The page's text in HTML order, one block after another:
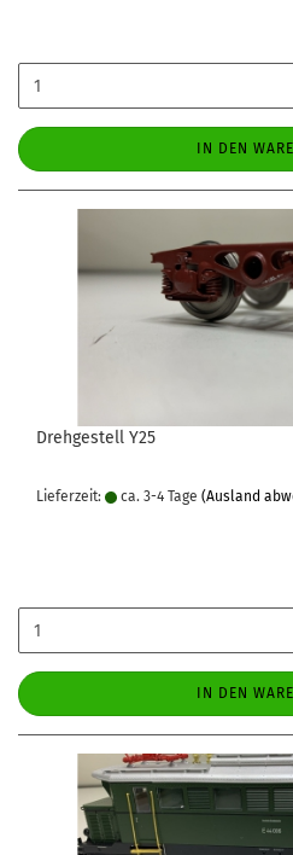
IN DEN
Drehgestell Y25
Lieferzeit: ca. 3-4 Tage (Ausland
IN DEN